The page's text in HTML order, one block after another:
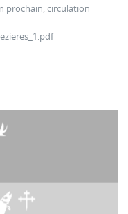
prochain, circulation